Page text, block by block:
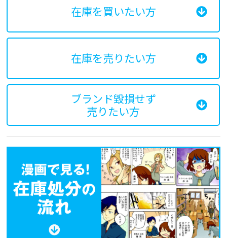
在庫を買いたい方
在庫を売りたい方
ブランド毀損せず
売りたい方